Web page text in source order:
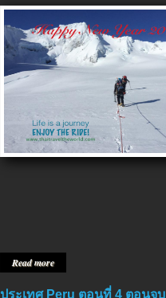
Read more
ประเทศ Peru ตอนที่ 4 ตอนจบ